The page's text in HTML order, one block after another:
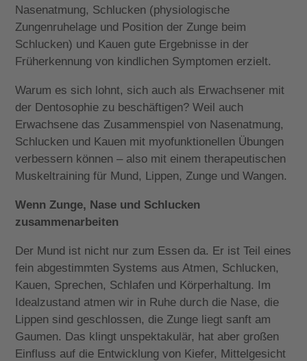
Nasenatmung, Schlucken (physiologische
Zungenruhelage und Position der Zunge beim
Schlucken) und Kauen gute Ergebnisse in der
Früherkennung von kindlichen Symptomen erzielt.
Warum es sich lohnt, sich auch als Erwachsener mit
der Dentosophie zu beschäftigen? Weil auch
Erwachsene das Zusammenspiel von Nasenatmung,
Schlucken und Kauen mit myofunktionellen Übungen
verbessern können – also mit einem therapeutischen
Muskeltraining für Mund, Lippen, Zunge und Wangen.
Wenn Zunge, Nase und Schlucken
zusammenarbeiten
Der Mund ist nicht nur zum Essen da. Er ist Teil eines
fein abgestimmten Systems aus Atmen, Schlucken,
Kauen, Sprechen, Schlafen und Körperhaltung. Im
Idealzustand atmen wir in Ruhe durch die Nase, die
Lippen sind geschlossen, die Zunge liegt sanft am
Gaumen. Das klingt unspektakulär, hat aber großen
Einfluss auf die Entwicklung von Kiefer, Mittelgesicht